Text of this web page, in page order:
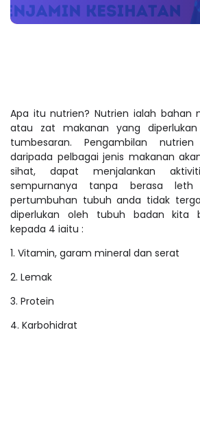
Apa itu nutrien? Nutrien ialah bahan
atau zat makanan yang
tumbesaran. Pengambilan
daripada pelbagai jenis makanan
sihat, dapat menjalankan
sempurnanya tanpa berasa
pertumbuhan tubuh anda tidak
diperlukan oleh tubuh badan kita
kepada 4 iaitu :
1. Vitamin, garam mineral dan serat
2. Lemak
3. Protein
4. Karbohidrat